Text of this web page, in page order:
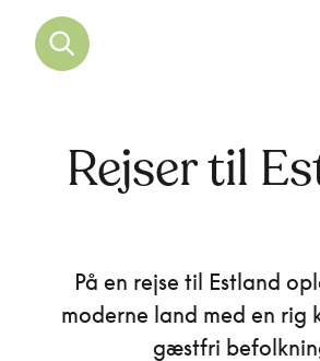
Rejser til
På en rejse til Estland
moderne land med en rig
gæstfri